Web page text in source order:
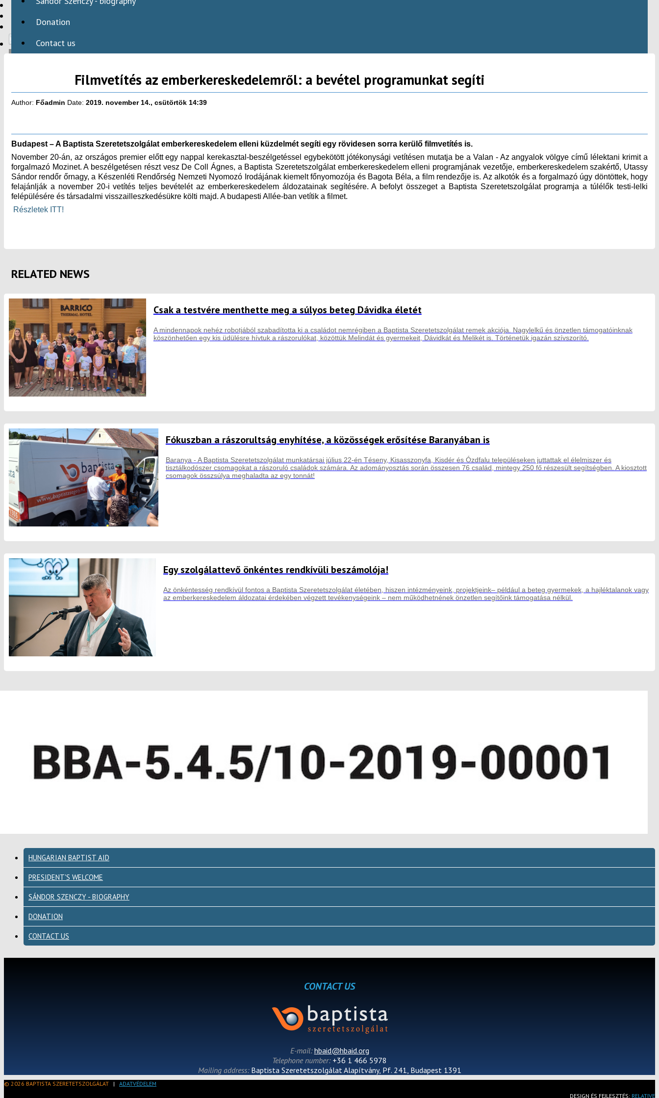
HBAID
INTERNATIONAL PROGRAMS
Donation
Contact us
Filmvetítés az emberkereskedelemről: a bevétel programunkat segíti
Author: Főadmin Date: 2019. november 14., csütörtök 14:39
Budapest – A Baptista Szeretetszolgálat emberkereskedelem elleni küzdelmét segíti egy rövidesen sorra kerülő filmvetítés is.
November 20-án, az országos premier előtt egy nappal kerekasztal-beszélgetéssel egybekötött jótékonysági vetítésen mutatja be a Valan - Az angyalok völgye című lélektani krimit a
forgalmazó Mozinet. A beszélgetésen részt vesz De Coll Ágnes, a Baptista Szeretetszolgálat emberkereskedelem elleni programjának vezetője, emberkereskedelem szakértő, Utassy
Sándor rendőr őrnagy, a Készenléti Rendőrség Nemzeti Nyomozó Irodájának kiemelt főnyomozója és Bagota Béla, a film rendezője is. Az alkotók és a forgalmazó úgy döntöttek, hogy
felajánlják a november 20-i vetítés teljes bevételét az emberkereskedelem áldozatainak segítésére. A befolyt összeget a Baptista Szeretetszolgálat programja a túlélők testi-lelki
felépülésére és társadalmi visszailleszkedésükre költi majd. A budapesti Allée-ban vetítik a filmet.
Részletek ITT!
RELATED NEWS
Csak a testvére menthette meg a súlyos beteg Dávidka életét
A mindennapok nehéz robotjából szabadította ki a családot nemrégiben a Baptista Szeretetszolgálat remek akciója. Nagylelkű és önzetlen támogatóinknak
köszönhetően egy kis üdülésre hívtuk a rászorulókat, közöttük Melindát és gyermekeit, Dávidkát és Melikét is. Történetük igazán szívszorító.
Fókuszban a rászorultság enyhítése, a közösségek erősítése Baranyában is
Baranya - A Baptista Szeretetszolgálat munkatársai július 22-én Téseny, Kisasszonyfa, Kisdér és Ózdfalu településeken juttattak el élelmiszer és
tisztálkodószer csomagokat a rászoruló családok számára. Az adományosztás során összesen 76 család, mintegy 250 fő részesült segítségben. A kiosztott
csomagok összsúlya meghaladta az egy tonnát!
Egy szolgálattevő önkéntes rendkívüli beszámolója!
Az önkéntesség rendkívül fontos a Baptista Szeretetszolgálat életében, hiszen intézményeink, projektjeink– például a beteg gyermekek, a hajléktalanok vagy
az emberkereskedelem áldozatai érdekében végzett tevékenységeink – nem működhetnének önzetlen segítőink támogatása nélkül.
HUNGARIAN BAPTIST AID
PRESIDENT'S WELCOME
SÁNDOR SZENCZY - BIOGRAPHY
DONATION
CONTACT US
CONTACT US
E-mail:hbaid@hbaid.org
Telephone number: +36 1 466 5978
Mailing address: Baptista Szeretetszolgálat Alapítvány, Pf. 241, Budapest 1391
© 2026 BAPTISTA SZERETETSZOLGÁLAT | ADATVÉDELEM
DESIGN ÉS FEJLESZTÉS: RELATIVE